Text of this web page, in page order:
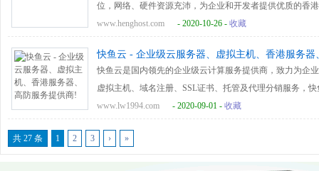
位，网络、硬件资源充沛，为企业和开发者提供优质的香
DDoS 防护、IPLC 国际专线、机柜出租以及云虚拟主机等
www.henghost.com - 2020-10-26 - 收藏
快鱼云 - 企业级云服务器、虚拟主机、香港服务
快鱼云是国内领先的企业级云计算服务提供商，致力为企
虚拟主机、域名注册、SSL证书、托管及代理分销服务，
www.lw1994.com
- 2020-09-01 - 收藏
共 27 条 1 2 3 › »